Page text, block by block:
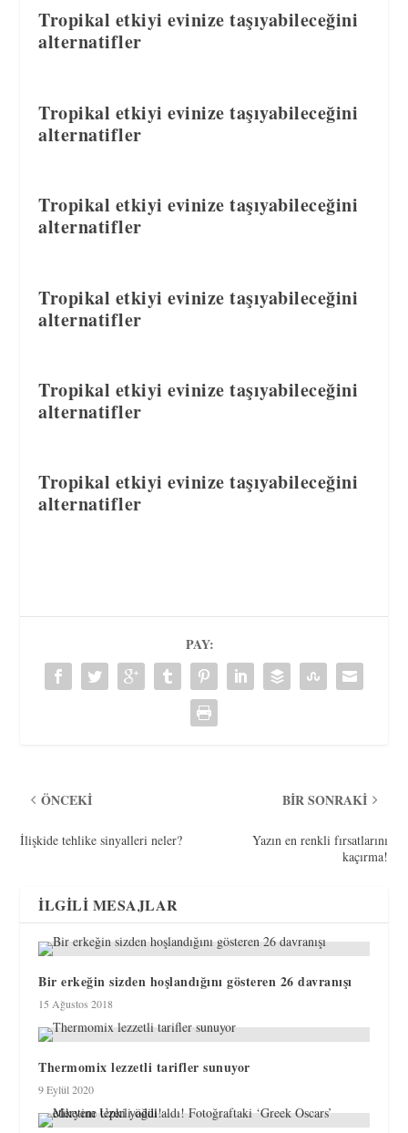
Tropikal etkiyi evinize taşıyabileceğini
alternatifler
Tropikal etkiyi evinize taşıyabileceğini
alternatifler
Tropikal etkiyi evinize taşıyabileceğini
alternatifler
Tropikal etkiyi evinize taşıyabileceğini
alternatifler
Tropikal etkiyi evinize taşıyabileceğini
alternatifler
Tropikal etkiyi evinize taşıyabileceğini
alternatifler
PAY:
ÖNCEKI
İlişkide tehlike sinyalleri neler?
BIR SONRAKI
Yazın en renkli fırsatlarını
kaçırma!
İLGILI MESAJLAR
Bir erkeğin sizden hoşlandığını gösteren 26 davranışı
15 Ağustos 2018
Thermomix lezzetli tarifler sunuyor
9 Eylül 2020